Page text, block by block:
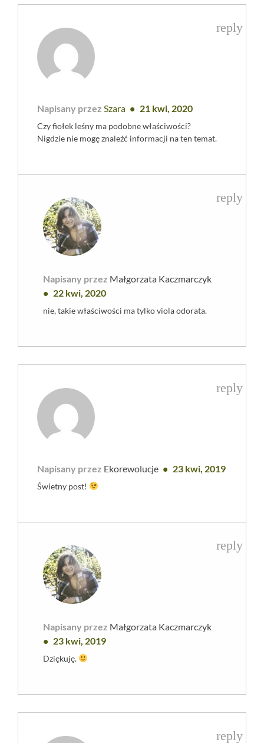
Napisany przez Szara 21 kwi, 2020
Czy fiołek leśny ma podobne właściwości?
Nigdzie nie mogę znaleźć informacji na ten temat.
reply
Napisany przez Małgorzata Kaczmarczyk
22 kwi, 2020
nie, takie właściwości ma tylko viola odorata.
reply
Napisany przez Ekorewolucje 23 kwi, 2019
Świetny post!
reply
Napisany przez Małgorzata Kaczmarczyk
23 kwi, 2019
Dziękuję.
reply
reply